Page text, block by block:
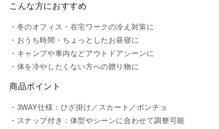
こんな方におすすめ
・冬のオフィス・在宅ワークの冷え対策に
・おうち時間・ちょっとしたお昼寝に
・キャンプや車内などアウトドアシーンに
・体を冷やしたくない方への贈り物に
商品ポイント
・3WAY仕様：ひざ掛け／スカート／ポンチョ
・スナップ付き：体型やシーンに合わせて調整可能